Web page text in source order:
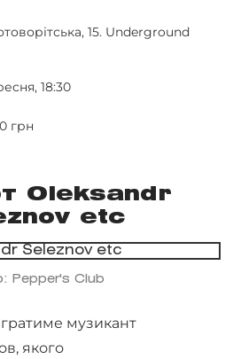
15. Underground
18:30
грн
Oleksandr
etc
Pepper's Club
музикант
якого